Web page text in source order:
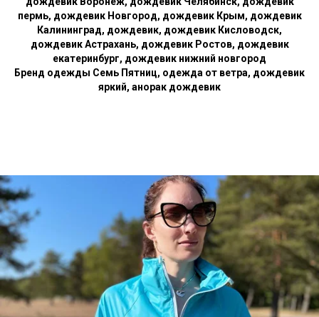
пермь, дождевик Новгород, дождевик Крым, дождевик
Калининград, дождевик, дождевик Кисловодск,
дождевик Астрахань, дождевик Ростов, дождевик
екатеринбург, дождевик нижний новгород
Бренд одежды Семь Пятниц, одежда от ветра, дождевик
яркий, анорак дождевик